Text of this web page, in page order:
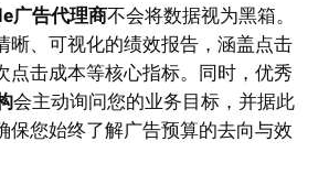
广告代理商不会将数据视为黑箱。
晰、可视化的绩效报告，涵盖点击
点击成本等核心指标。同时，优秀
会主动询问您的业务目标，并据此
保您始终了解广告预算的去向与效